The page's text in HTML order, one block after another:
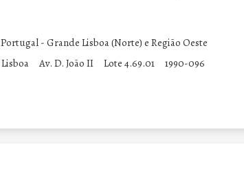
Portugal - Grande Lisboa (Norte) e Região Oeste
Lisboa Av. D. João II Lote 4.69.01 1990-096